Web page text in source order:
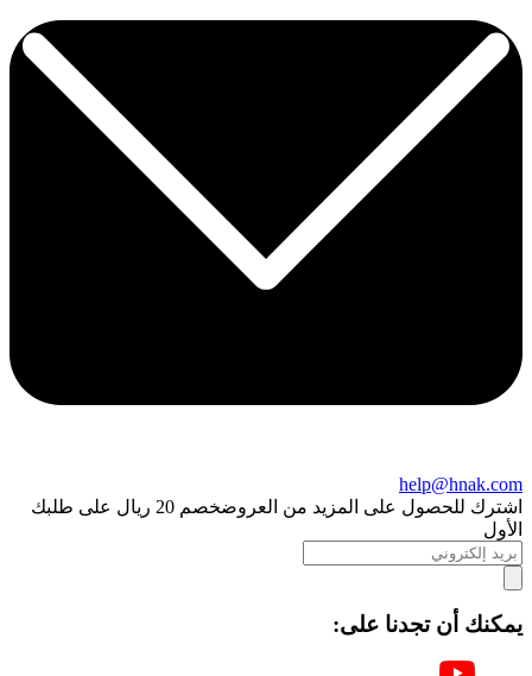
help@hnak.com
اشترك للحصول على المزيد من العروض
خصم 20 ريال على طلبك
الأول
يمكنك أن تجدنا على: